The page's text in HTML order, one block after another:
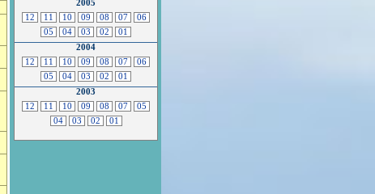
2005
12
11 10 09 08 07
06
05
04 03 02
01
2004
12
11 10 09 08 07
06
05
04 03 02
01
2003
12
11 10 09 08 07
05
04
03 02 01